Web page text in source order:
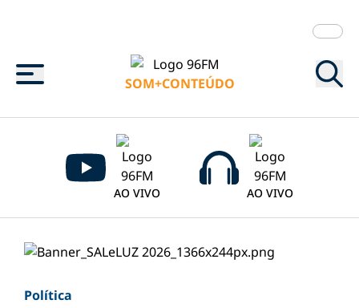
Menu
SOM+CONTEÚDO
AO VIVO AO VIVO
Política